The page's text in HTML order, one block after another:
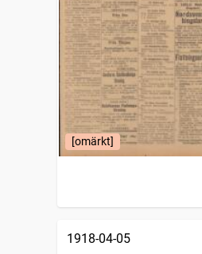
[omärkt]
1918-04-05